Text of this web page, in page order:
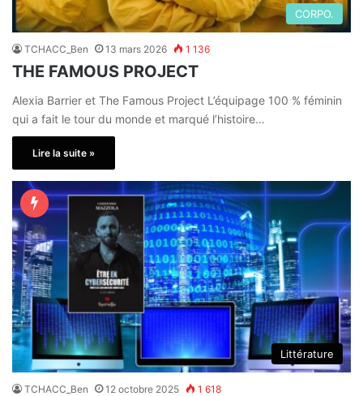
CORPO.
TCHACC_Ben 13 mars 2026 1 136
THE FAMOUS PROJECT
Alexia Barrier et The Famous Project L’équipage 100 % féminin
qui a fait le tour du monde et marqué l’histoire…
Lire la suite »
Littérature
TCHACC_Ben 12 octobre 2025 1 618